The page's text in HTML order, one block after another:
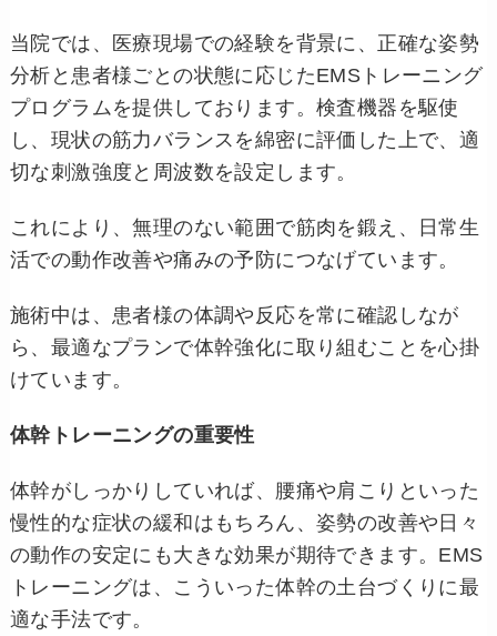
当院では、医療現場での経験を背景に、正確な姿勢
分析と患者様ごとの状態に応じたEMSトレーニング
プログラムを提供しております。検査機器を駆使
し、現状の筋力バランスを綿密に評価した上で、適
切な刺激強度と周波数を設定します。
これにより、無理のない範囲で筋肉を鍛え、日常生
活での動作改善や痛みの予防につなげています。
施術中は、患者様の体調や反応を常に確認しなが
ら、最適なプランで体幹強化に取り組むことを心掛
けています。
体幹トレーニングの重要性
体幹がしっかりしていれば、腰痛や肩こりといった
慢性的な症状の緩和はもちろん、姿勢の改善や日々
の動作の安定にも大きな効果が期待できます。EMS
トレーニングは、こういった体幹の土台づくりに最
適な手法です。